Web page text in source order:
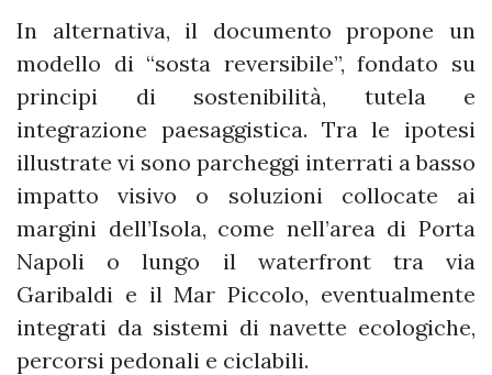
In alternativa, il documento propone un
modello di “sosta reversibile”, fondato su
principi di sostenibilità, tutela e
integrazione paesaggistica. Tra le ipotesi
illustrate vi sono parcheggi interrati a basso
impatto visivo o soluzioni collocate ai
margini dell’Isola, come nell’area di Porta
Napoli o lungo il waterfront tra via
Garibaldi e il Mar Piccolo, eventualmente
integrati da sistemi di navette ecologiche,
percorsi pedonali e ciclabili.